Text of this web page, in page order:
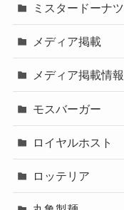
ミスタードーナツ
メディア掲載
メディア掲載情報
モスバーガー
ロイヤルホスト
ロッテリア